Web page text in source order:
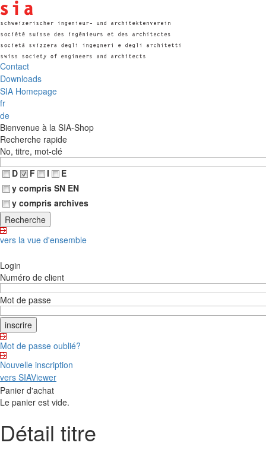
Contact
Downloads
SIA Homepage
fr
de
Bienvenue à la SIA-Shop
Recherche rapide
No, titre, mot-clé
D
F I
E
y compris SN EN
y compris archives
vers la vue d'ensemble
Login
Numéro de client
Mot de passe
Mot de passe oublié?
Nouvelle inscription
vers SIAViewer
Panier d'achat
Le panier est vide.
Détail titre